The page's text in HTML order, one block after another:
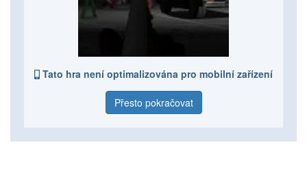
Tato hra není optimalizována pro mobilní zařízení
Přesto pokračovat